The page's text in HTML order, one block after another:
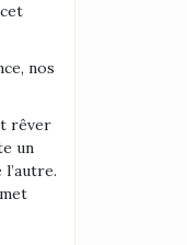
nos
rêver
un